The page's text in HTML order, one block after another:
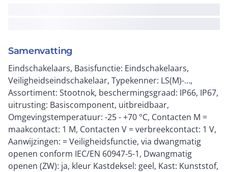
Samenvatting
Eindschakelaars, Basisfunctie: Eindschakelaars,
Veiligheidseindschakelaar, Typekenner: LS(M)-…,
Assortiment: Stootnok, beschermingsgraad: IP66, IP67,
uitrusting: Basiscomponent, uitbreidbaar,
Omgevingstemperatuur: -25 - +70 °C, Contacten M =
maakcontact: 1 M, Contacten V = verbreekcontact: 1 V,
Aanwijzingen: = Veiligheidsfunctie, via dwangmatig
openen conform IEC/EN 60947-5-1, Dwangmatig
openen (ZW): ja, kleur Kastdeksel: geel, Kast: Kunststof,